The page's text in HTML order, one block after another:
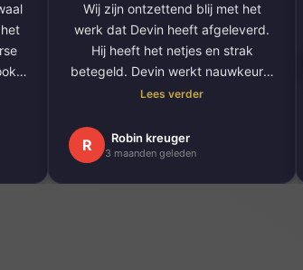
Wij zijn ontzettend blij met het
werk dat Devin heeft afgeleverd.
Hij heeft het netjes en strak
betegeld. Devin werkt nauwkeurig
, denkt mee en levert echt
aan voor iedereen die opzoek is
naar een goede en betrouwbare
Lees verder
R Robin kreuger
3 maanden geleden